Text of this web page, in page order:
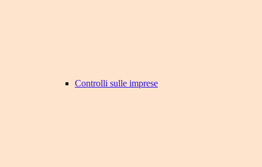
Controlli sulle imprese